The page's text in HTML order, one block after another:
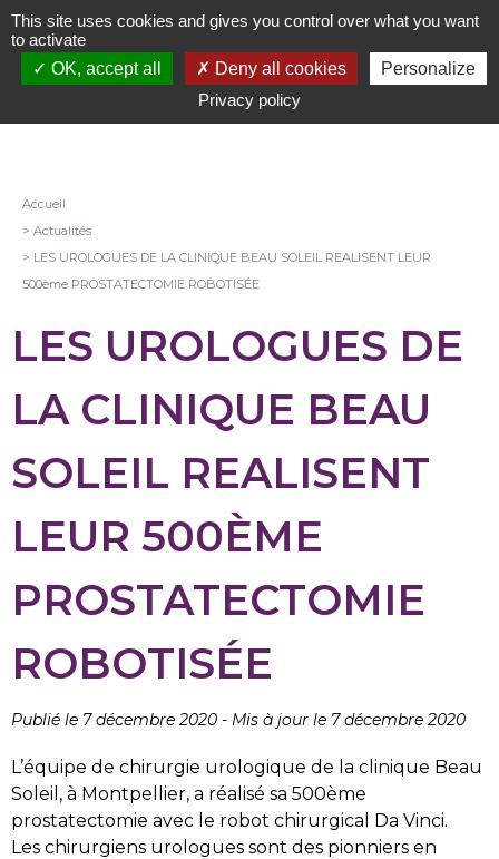
Aller
au
contenu
Fil
d'Ariane
Accueil
Actualités
LES UROLOGUES DE LA CLINIQUE BEAU SOLEIL REALISENT LEUR
500ème PROSTATECTOMIE ROBOTISÉE
LES UROLOGUES DE
LA CLINIQUE BEAU
SOLEIL REALISENT
LEUR 500ÈME
PROSTATECTOMIE
ROBOTISÉE
Publié le 7 décembre 2020 - Mis à jour le 7 décembre 2020
L’équipe de chirurgie urologique de la clinique Beau
Soleil, à Montpellier, a réalisé sa 500ème
prostatectomie avec le robot chirurgical Da Vinci.
Les chirurgiens urologues sont des pionniers en
This site uses cookies and gives you control over what you want
to activate
OK, accept all
Deny all cookies
Personalize
Privacy policy